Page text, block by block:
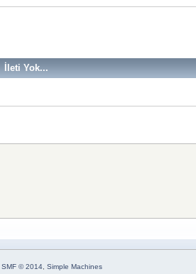
İleti Yok...
SMF © 2014, Simple Machines